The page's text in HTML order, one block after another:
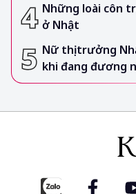
Những loài côn
ở Nhật
Nữ thị trưởng
khi đang đương